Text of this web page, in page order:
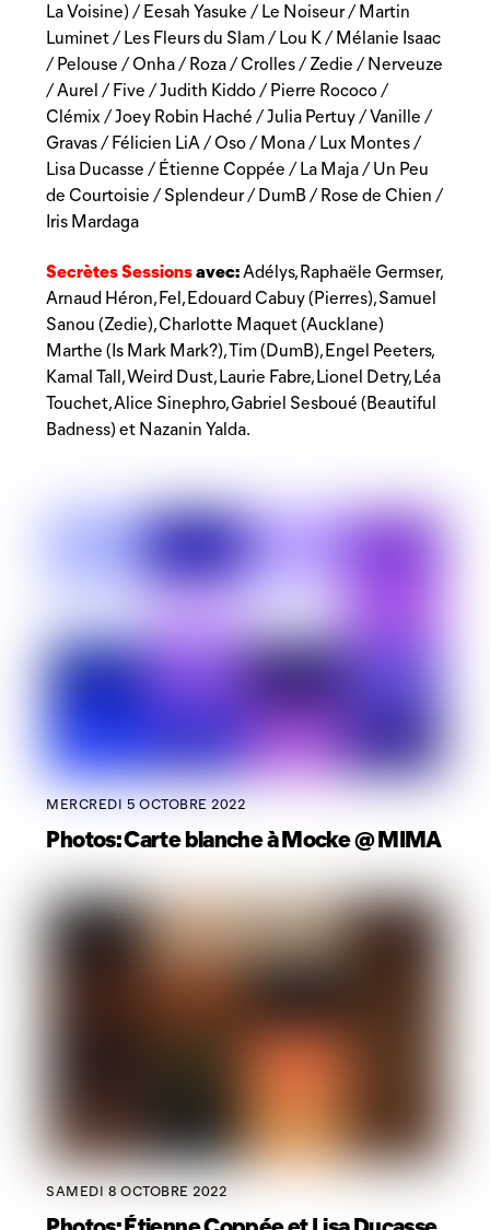
La Voisine) / Eesah Yasuke / Le Noiseur / Martin
Luminet / Les Fleurs du Slam / Lou K / Mélanie Isaac
/ Pelouse / Onha / Roza / Crolles / Zedie / Nerveuze
/ Aurel / Five / Judith Kiddo / Pierre Rococo /
Clémix / Joey Robin Haché / Julia Pertuy / Vanille /
Gravas / Félicien LiA / Oso / Mona / Lux Montes /
Lisa Ducasse / Étienne Coppée / La Maja / Un Peu
de Courtoisie / Splendeur / DumB / Rose de Chien /
Iris Mardaga
Secrètes Sessionsavec:Adélys, Raphaële Germser,
Arnaud Héron, Fel, Edouard Cabuy (Pierres), Samuel
Sanou (Zedie), Charlotte Maquet (Aucklane)
Marthe (Is Mark Mark?), Tim (DumB), Engel Peeters,
Kamal Tall, Weird Dust, Laurie Fabre, Lionel Detry, Léa
Touchet, Alice Sinephro, Gabriel Sesboué (Beautiful
Badness) et Nazanin Yalda.
MERCREDI 5 OCTOBRE 2022
Photos: Carte blanche à Mocke @ MIMA
SAMEDI 8 OCTOBRE 2022